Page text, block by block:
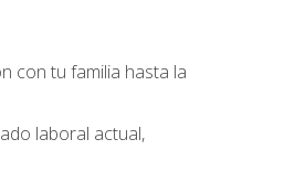
con tu familia hasta la
laboral actual,